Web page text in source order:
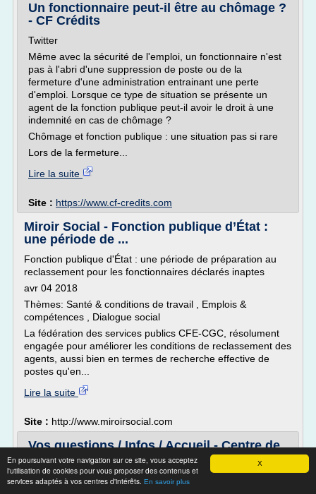
X
En poursuivant votre navigation sur ce site, vous acceptez
l'utilisation de cookies pour vous proposer des contenus et
services adaptés à vos centres d'intérêts. En savoir plus
Un fonctionnaire peut-il être au chômage ?
- CF Crédits
Twitter
Même avec la sécurité de l'emploi, un fonctionnaire n'est
pas à l'abri d'une suppression de poste ou de la
fermeture d'une administration entrainant une perte
d'emploi. Lorsque ce type de situation se présente un
agent de la fonction publique peut-il avoir le droit à une
indemnité en cas de chômage ?
Chômage et fonction publique : une situation pas si rare
Lors de la fermeture...
Lire la suite
Site : https://www.cf-credits.com
Miroir Social - Fonction publique d’État :
une période de ...
Fonction publique d'État : une période de préparation au
reclassement pour les fonctionnaires déclarés inaptes
avr 04 2018
Thèmes: Santé & conditions de travail , Emplois &
compétences , Dialogue social
La fédération des services publics CFE-CGC, résolument
engagée pour améliorer les conditions de reclassement des
agents, aussi bien en termes de recherche effective de
postes qu'en...
Lire la suite
Site : http://www.miroirsocial.com
Vos questions / Infos / Accueil - Centre de
gestion de la ...
Vous pouvez adresser vos questions directement au